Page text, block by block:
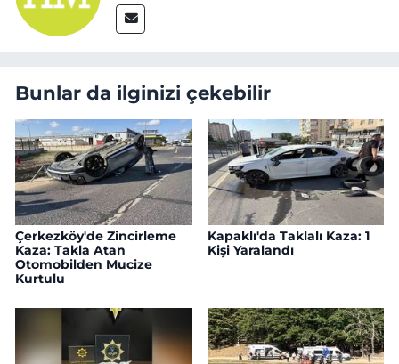
Bunlar da ilginizi çekebilir
Çerkezköy'de Zincirleme
Kaza: Takla Atan
Otomobilden Mucize
Kurtulu
Kapaklı'da Taklalı Kaza: 1
Kişi Yaralandı